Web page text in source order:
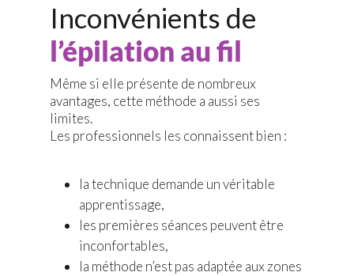
Inconvénients de
l’épilation au fil
Même si elle présente de nombreux
avantages, cette méthode a aussi ses
limites.
Les professionnels les connaissent bien :
la technique demande un véritable
apprentissage,
les premières séances peuvent être
inconfortables,
la méthode n’est pas adaptée aux zones